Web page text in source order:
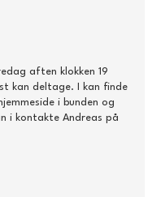
aften klokken 19
kan deltage. I kan finde
i bunden og
i kontakte Andreas på